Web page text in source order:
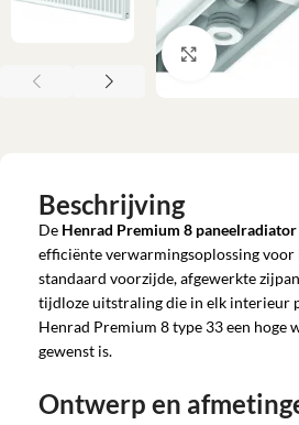
Klik om te
Beschrijving
De Henrad Premium 8
efficiënte verwarmingsoplossing voor
standaard voorzijde, afgewerkte
tijdloze uitstraling die in elk interieur
Henrad Premium 8 type 33 een hoge
gewenst is.
Ontwerp en